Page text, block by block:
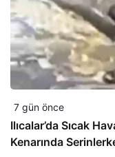
7 gün önce
Ilıcalar’da Sıcak
Kenarında